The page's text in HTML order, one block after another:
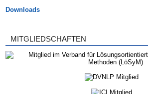
Downloads
MITGLIEDSCHAFTEN